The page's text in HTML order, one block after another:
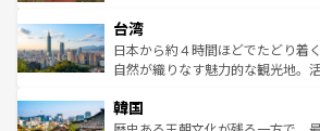
ならではの贅沢な旅のスタイルだ。 なお、新着のアメリカ
情報はコンテンツ一覧を参照して
れるおもてなしの心で訪れる人々
人々、おいしいローカルフードや
ク、伝統的なフラダンスなど、す
ワイを、存分に味わってほしい。 なお、新着のハワイ情報
はコンテンツ一覧を参照してほし
リアリーフや大陸中央部にそびえ
ク）、タスマニアの美しい原生林
ど、見どころがたくさん。また、
いる。アクティビティも充実して
ビング、ハイキングなど、アウト
台湾
日本から約４時間ほどでたどり着
自然が織りなす魅力的な観光地。
ン）、静ひつな山岳地帯である台
と山間の静けさが共存しており、
韓国